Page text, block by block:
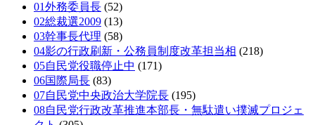
01外務委員長 (52)
02総裁選2009 (13)
03幹事長代理 (58)
04影の行政刷新・公務員制度改革担当相 (218)
05自民党役職停止中 (171)
06国際局長 (83)
07自民党中央政治大学院長 (195)
08自民党行政改革推進本部長・無駄遣い撲滅プロジェ